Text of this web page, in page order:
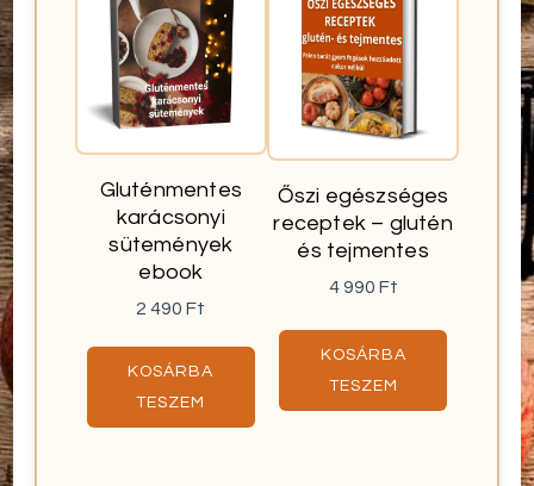
Gluténmentes
karácsonyi
sütemények
ebook
2 490Ft
KOSÁRBA
TESZEM
Őszi egészséges
receptek – glutén
és tejmentes
4 990 Ft
KOSÁRBA
TESZEM